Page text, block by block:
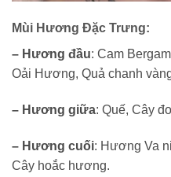
Mùi Hương Đặc Trưng:
– Hương đầu: Cam
Oải Hương, Quả chanh
– Hương giữa: Quế, Cây
– Hương cuối: Hương Va
Cây hoắc hương.